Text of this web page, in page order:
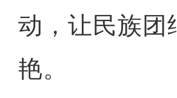
动，让民族团
艳。